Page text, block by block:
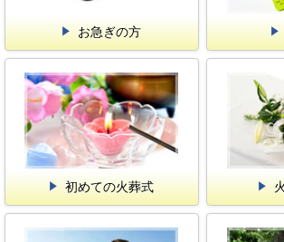
お急ぎの方
初めての火葬式